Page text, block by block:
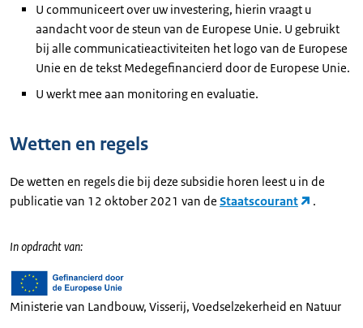
U communiceert over uw investering, hierin vraagt u
aandacht voor de steun van de Europese Unie. U gebruikt
bij alle communicatieactiviteiten het logo van de Europese
Unie en de tekst Medegefinancierd door de Europese Unie.
U werkt mee aan monitoring en evaluatie.
Wetten en regels
De wetten en regels die bij deze subsidie horen leest u in de
publicatie van 12 oktober 2021 van de Staatscourant .
In opdracht van:
Ministerie van Landbouw, Visserij, Voedselzekerheid en Natuur